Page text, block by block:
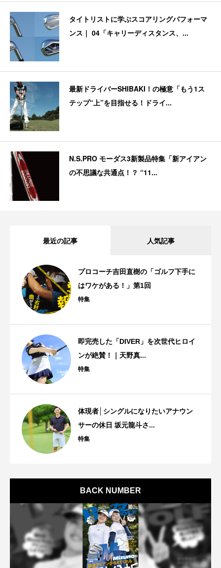
タイトリストに学ぶスコアリングパフォーマ
ンス｜ 04「キャリーディスタンス、...
最新ドライバーSHIBAKI！の極意「もう1ス
テップ“上”を目指せる！ドライ...
N.S.PRO モーダス3新製品特集「新アイアン
の不思議な共通点！？ “11...
最近の記事 人気記事
プロコーチ吉田直樹の「ゴルフ下手に
はワケがある！」第1回
特集
即完売した「DIVER」を次世代ヒロイ
ンが絶賛！｜天野真...
特集
体現者│シングルになりたいアナウン
サーの休日 坂元龍斗さ...
特集
BACK NUMBER